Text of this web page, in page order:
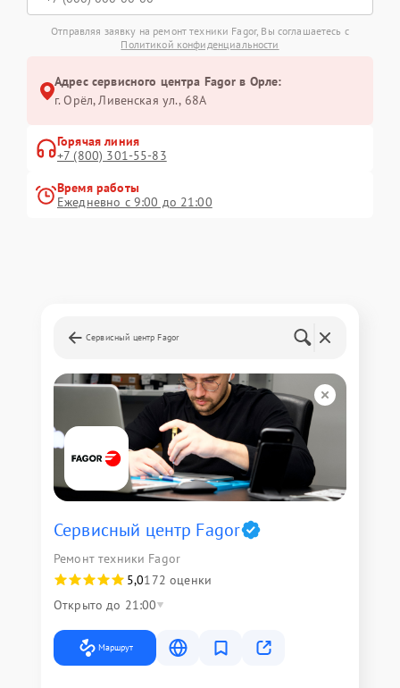
Отправляя заявку на ремонт техники Fagor, Вы соглашаетесь с
Политикой конфиденциальности
Адрес сервисного центра Fagor в Орле:
г. Орёл, Ливенская ул., 68А
Горячая линия
+7 (800) 301-55-83
Время работы
Ежедневно с 9:00 до 21:00
Сервисный центр Fagor
Сервисный центр Fagor
Ремонт техники Fagor
5,0172 оценки
Открыто до 21:00
Маршрут